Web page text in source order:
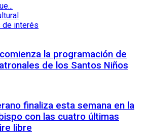
de interés
la programación de
de los Santos Niños
finaliza esta semana en la
con las cuatro últimas
libre